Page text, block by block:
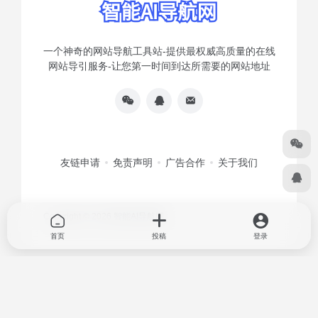
一个神奇的网站导航工具站-提供最权威高质量的在线
网站导引服务-让您第一时间到达所需要的网站地址
友链申请 免责声明 广告合作 关于我们
Copyright © 2026 智能AI导航网
首页 投稿 登录